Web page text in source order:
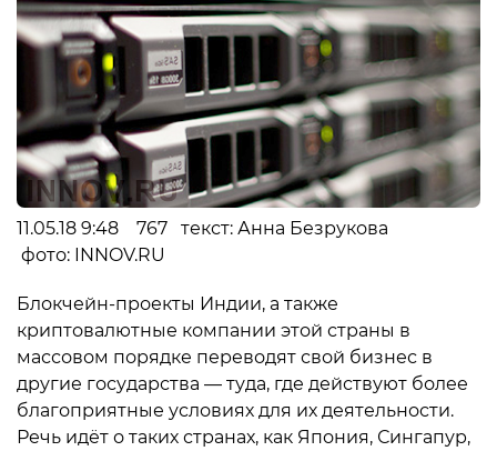
11.05.18 9:48 767 текст: Анна Безрукова
фото: INNOV.RU
Блокчейн-проекты Индии, а также
криптовалютные компании этой страны в
массовом порядке переводят свой бизнес в
другие государства — туда, где действуют более
благоприятные условиях для их деятельности.
Речь идёт о таких странах, как Япония, Сингапур,